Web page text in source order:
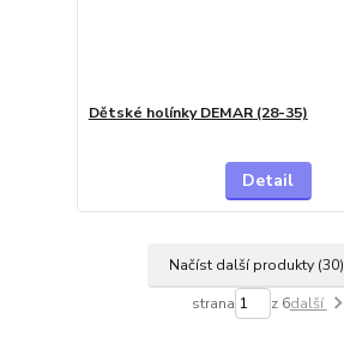
Dětské holínky DEMAR (28-35)
Detail
Načíst další produkty (30)
strana z 6další